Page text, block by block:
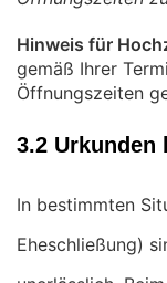
Hinweis für
gemäß Ihrer
Öffnungszeiten
3.2 Urkunden
In bestimmten
Eheschließung)